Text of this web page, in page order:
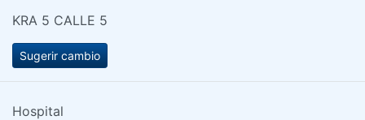
KRA 5 CALLE 5
Sugerir cambio
Hospital